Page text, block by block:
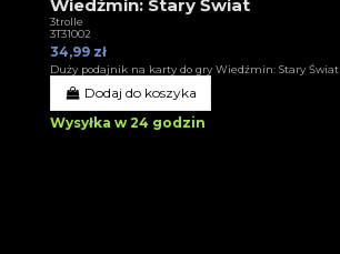
Wiedźmin: Stary Świat
3trolle
3T31002
34,99 zł
Duży podajnik na karty do gry Wiedźmin: Stary Świat
Dodaj do koszyka
Wysyłka w 24 godzin